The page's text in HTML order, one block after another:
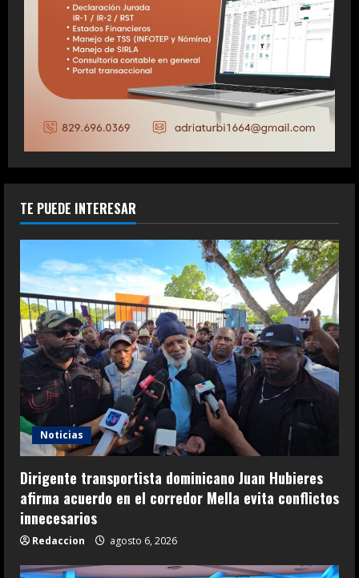
TE PUEDE INTERESAR
Noticias
Dirigente transportista dominicano Juan Hubieres
afirma acuerdo en el corredor Mella evita conflictos
innecesarios
Redaccion agosto 6, 2026